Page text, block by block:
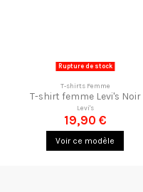
Rupture de stock
T-shirts Femme
T-shirt femme Levi's Noir
Levi's
19,90 €
Voir ce modèle